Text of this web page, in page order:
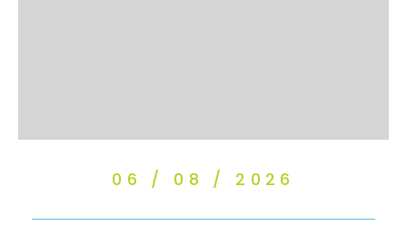
06 / 08 / 2026